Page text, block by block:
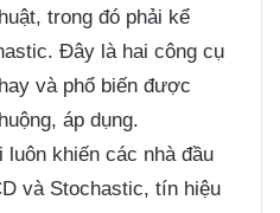
trong đó phải kể
Đây là hai công cụ
và phổ biến được
áp dụng.
luôn khiến các nhà đầu
và Stochastic, tín hiệu